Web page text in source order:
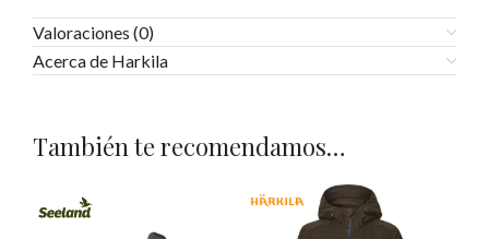
Valoraciones (0)
Acerca de Harkila
También te recomendamos…